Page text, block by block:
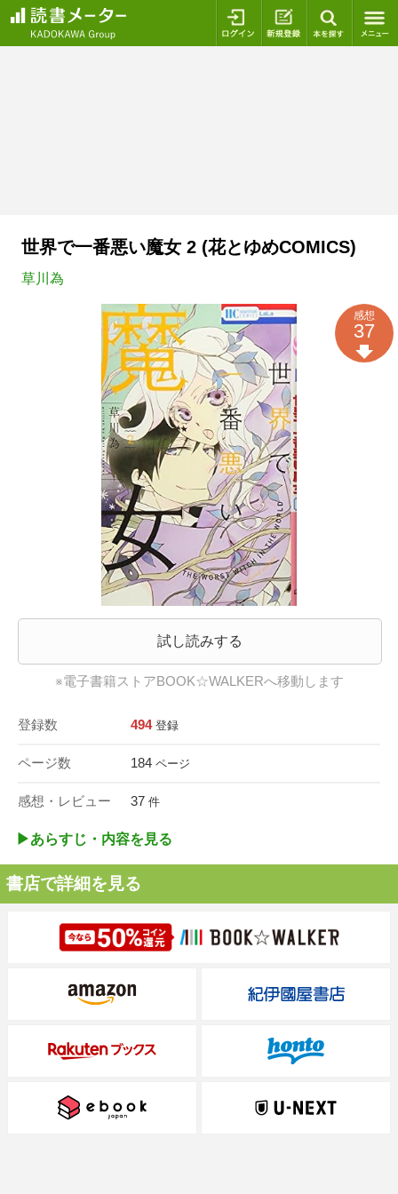
ログイン 新規登録
世界で一番悪い魔女 2 (花とゆめCOMICS)
草川為
試し読みする
※電子書籍ストアBOOK☆WALKERへ移動します
登録数 494 登録
ページ数 184 ページ
感想・レビュー 37 件
感想
37
▶︎あらすじ・内容を見る
書店で詳細を見る